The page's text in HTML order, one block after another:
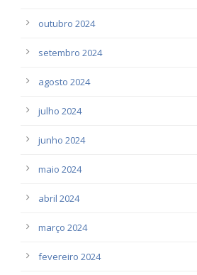
outubro 2024
setembro 2024
agosto 2024
julho 2024
junho 2024
maio 2024
abril 2024
março 2024
fevereiro 2024